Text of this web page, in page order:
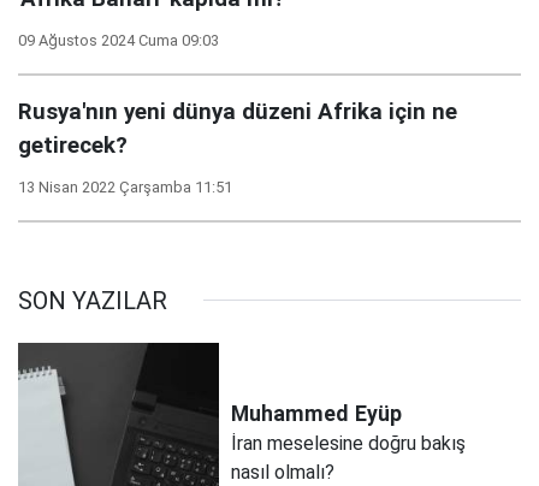
09 Ağustos 2024 Cuma 09:03
Rusya'nın yeni dünya düzeni Afrika için ne
getirecek?
13 Nisan 2022 Çarşamba 11:51
SON YAZILAR
Muhammed Eyüp
İran meselesine doğru bakış
nasıl olmalı?